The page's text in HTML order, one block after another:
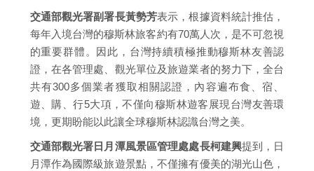
交通部觀光署副署長黃勢芳表示，根據資料統計推估，
每年入境台灣的穆斯林旅客約有70萬人次，是不可忽視
的重要群體。因此，台灣持續積極推動穆斯林友善認
證，在各管理處、觀光單位及旅遊業者的努力下，全台
共有300多個業者獲取相關認證，內容遍布食、宿、
遊、購、行5大項，不僅向穆斯林遊客展現台灣友善環
境，更期盼能以此讓全球穆斯林認識台灣之美。
交通部觀光署日月潭風景區管理處處長柯建興提到，日
月潭作為國際級旅遊景點，不僅擁有優美的湖光山色，